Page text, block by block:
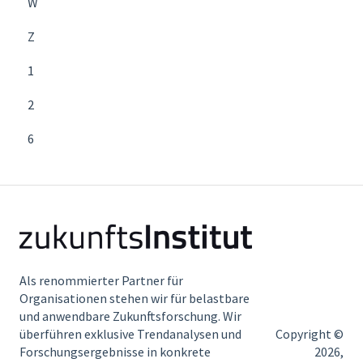
Z
1
2
6
Als renommierter Partner für
Organisationen stehen wir für belastbare
und anwendbare Zukunftsforschung. Wir
überführen exklusive Trendanalysen und
Forschungsergebnisse in konkrete
Copyright ©
2026,